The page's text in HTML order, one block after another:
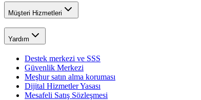
Müşteri Hizmetleri
Yardım
Destek merkezi ve SSS
Güvenlik Merkezi
Meşhur satın alma koruması
Dijital Hizmetler Yasası
Mesafeli Satış Sözleşmesi